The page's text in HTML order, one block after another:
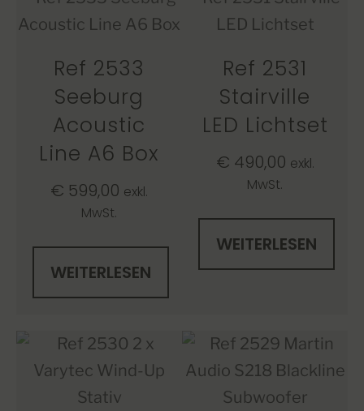
Ref 2533
Seeburg
Acoustic
Line A6 Box
€ 599,00 exkl.
MwSt.
WEITERLESEN
Ref 2531
Stairville
LED Lichtset
€ 490,00 exkl.
MwSt.
WEITERLESEN